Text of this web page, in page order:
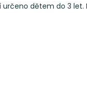
dětem do 3